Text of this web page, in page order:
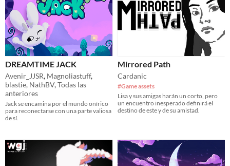
DREAMTIME JACK
Avenir_JJSR, Magnoliastuff,
blastie, NathBV,Todas las
anteriores
Jack se encamina por el mundo onírico
para reconectarse con una parte valiosa
de sí.
Mirrored Path
Cardanic
#Game assets
Lisa y sus amigas harán un corto, pero
un encuentro inesperado definirá el
destino de este y de su amistad.